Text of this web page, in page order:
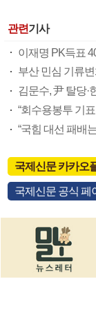
관련기사
이재명 PK득표
부산 민심 기류
김문수, 尹 탈당·
“국힘 대선 패배
국제신문 카카오
국제신문 공식 페